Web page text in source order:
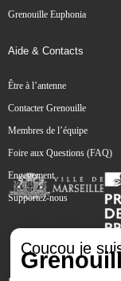
Grenouille Euphonia
Aide & Contacts
Être à l’antenne
Contacter Grenouille
Membres de l’équipe
Foire aux Questions (FAQ)
Engagement
Supportez-nous
Coucou je